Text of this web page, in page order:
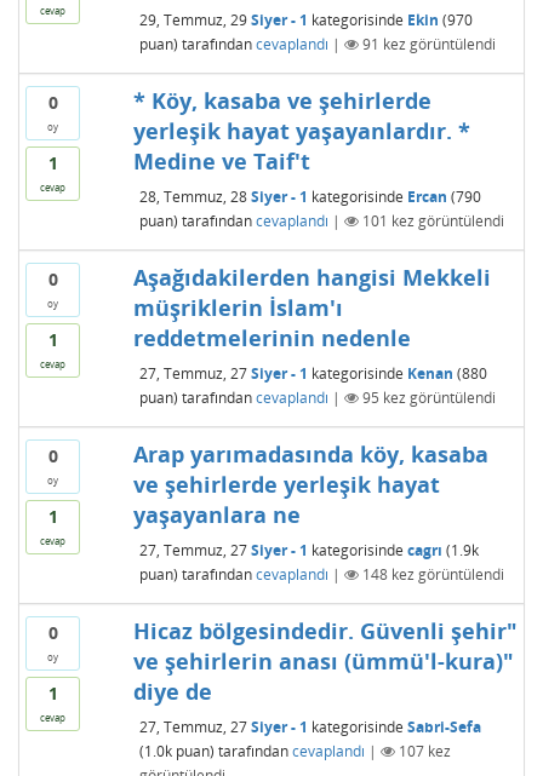
cevap 29, Temmuz, 29 Siyer - 1 kategorisinde Ekin (970
puan) tarafından cevaplandı | 91 kez görüntülendi
0
oy
1
cevap
* Köy, kasaba ve şehirlerde
yerleşik hayat yaşayanlardır. *
Medine ve Taif't
28, Temmuz, 28 Siyer - 1 kategorisinde Ercan (790
puan) tarafından cevaplandı | 101 kez görüntülendi
0
oy
1
cevap
Aşağıdakilerden hangisi Mekkeli
müşriklerin İslam'ı
reddetmelerinin nedenle
27, Temmuz, 27 Siyer - 1 kategorisinde Kenan (880
puan) tarafından cevaplandı | 95 kez görüntülendi
0
oy
1
cevap
Arap yarımadasında köy, kasaba
ve şehirlerde yerleşik hayat
yaşayanlara ne
27, Temmuz, 27 Siyer - 1 kategorisinde cagrı (1.9k
puan) tarafından cevaplandı | 148kez görüntülendi
0
oy
1
cevap
Hicaz bölgesindedir. Güvenli şehir"
ve şehirlerin anası (ümmü'l-kura)"
diye de
27, Temmuz, 27 Siyer - 1 kategorisinde Sabri-Sefa
(1.0kpuan) tarafından cevaplandı | 107kez